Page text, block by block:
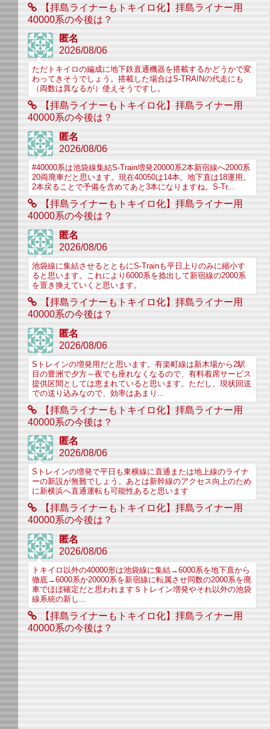
【拝島ライナーもトキイロ化】拝島ライナー用
40000系の今後は？
匿名
2026/08/06
ただトキイロの編成に地下鉄直通機器を搭載するかどうかで変
わってきそうでしょう。搭載した場合はS-TRAINの代走にも
（両数は異なるが）使えそうですし。
【拝島ライナーもトキイロ化】拝島ライナー用
40000系の今後は？
匿名
2026/08/06
#40000系は池袋線集結S-Train増発20000系2本新宿線へ2000系
20両廃車だと思います。現在40050は14本。地下直は18運用。
2本戻ることで予備を含めてあと3本になりますね。S-Tr...
【拝島ライナーもトキイロ化】拝島ライナー用
40000系の今後は？
匿名
2026/08/06
池袋線に集結させるとともにS-Trainも平日上りのみに縮小す
ると思います。これにより6000系を捻出して新宿線の2000系
を置き換えていくと思います。
【拝島ライナーもトキイロ化】拝島ライナー用
40000系の今後は？
匿名
2026/08/06
Sトレインの増発用だと思います。有楽町線は新木場から2駅
目の豊洲で夕方～夜でも座れなくなるので、有料着席サービス
提供区間としては恵まれていると思います。ただし、現状回送
での送り込みなので、効率はあまり...
【拝島ライナーもトキイロ化】拝島ライナー用
40000系の今後は？
匿名
2026/08/06
Sトレインの増発で平日も東横線に直通または地上線のライナ
ーの新設が無難でしょう。あとは新幹線のアクセス向上のため
に新横浜へ直通運転も可能性あると思います
【拝島ライナーもトキイロ化】拝島ライナー用
40000系の今後は？
匿名
2026/08/06
トキイロ以外の40000形は池袋線に集結→6000系を地下直から
徹底→6000系か20000系を新宿線に転属させ同数の2000系を廃
車でほぼ確定だと思われますＳトレイン増発やそれ以外の池袋
線系統の新し...
【拝島ライナーもトキイロ化】拝島ライナー用
40000系の今後は？